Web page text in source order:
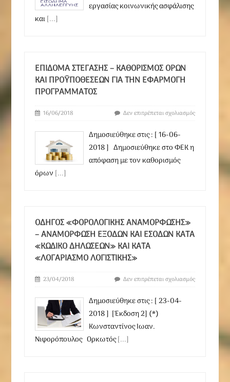
εργασίας κοινωνικής ασφάλισης
και[...]
ΕΠΊΔΟΜΑ ΣΤΈΓΑΣΗΣ – ΚΑΘΟΡΙΣΜΌΣ ΌΡΩΝ
ΚΑΙ ΠΡΟΫΠΟΘΈΣΕΩΝ ΓΙΑ ΤΗΝ ΕΦΑΡΜΟΓΉ
ΠΡΟΓΡΆΜΜΑΤΟΣ
16/06/2018 Δεν επιτρέπεται σχολιασμός
Δημοσιεύθηκε στις : [ 16-06-
2018 ] Δημοσιεύθηκε στο ΦΕΚ η
απόφαση με τον καθορισμός
όρων [...]
ΟΔΗΓΌΣ «ΦΟΡΟΛΟΓΙΚΉΣ ΑΝΑΜΌΡΦΩΣΗΣ»
– ΑΝΑΜΌΡΦΩΣΗ ΕΞΌΔΩΝ ΚΑΙ ΕΣΌΔΩΝ ΚΑΤΆ
«ΚΩΔΙΚΌ ΔΗΛΏΣΕΩΝ» ΚΑΙ ΚΑΤΆ
«ΛΟΓΑΡΙΑΣΜΌ ΛΟΓΙΣΤΙΚΉΣ»
23/04/2018 Δεν επιτρέπεται σχολιασμός
Δημοσιεύθηκε στις : [ 23-04-
2018 ] [Έκδοση 2] (*)
Κωνσταντίνος Ιωαν.
Νιφορόπουλος Ορκωτός[...]